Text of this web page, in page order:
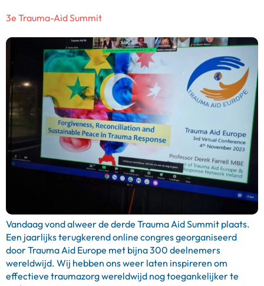
3e Trauma-Aid Summit
Vandaag vond alweer de derde Trauma Aid Summit plaats.
Een jaarlijks terugkerend online congres georganiseerd
door Trauma Aid Europe met bijna 300 deelnemers
wereldwijd. Wij hebben ons weer laten inspireren om
effectieve traumazorg wereldwijd nog toegankelijker te